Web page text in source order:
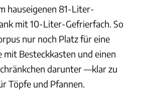
hauseigenen 81-Liter-
mit 10-Liter-Gefrierfach. So
nur noch Platz für eine
mit Besteckkasten und einen
darunter —klar zu
Töpfe und Pfannen.